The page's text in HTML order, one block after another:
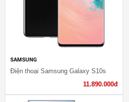
SAMSUNG
Điện thoại Samsung Galaxy S10s
11.890.000đ